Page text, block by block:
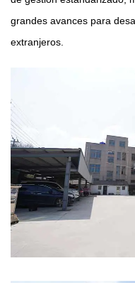
grandes avances para
extranjeros.